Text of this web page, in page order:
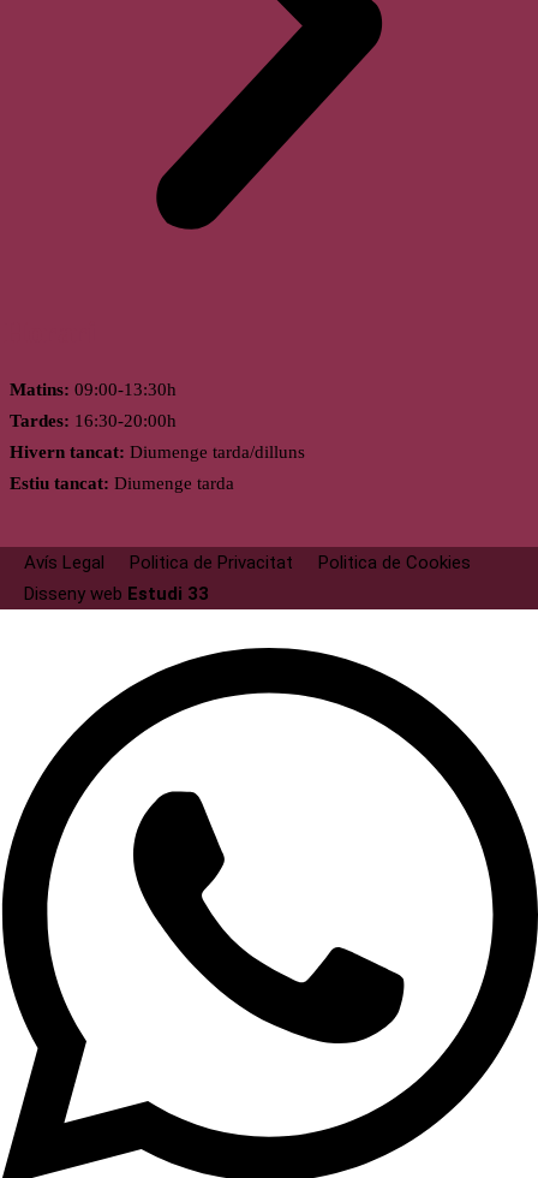
Matins: 09:00-13:30h
Tardes: 16:30-20:00h
Hivern tancat: Diumenge tarda/dilluns
Estiu tancat: Diumenge tarda
Avís Legal Politica de Privacitat
Politica de Cookies
Disseny web Estudi 33